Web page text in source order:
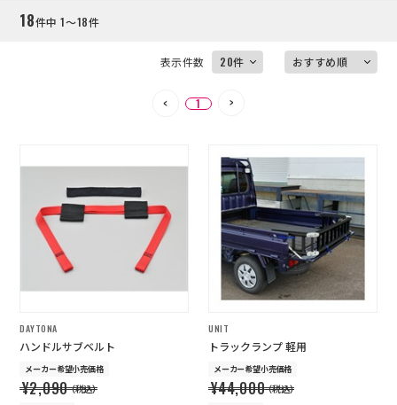
店舗を探す
コーポレートサイト
採用情報
古物営業法に基づく表示/保険勧誘
利用規約
商品レビュー利用規約
プライバシーポリシー
返金ポリシー
カスタマーハラスメントに対する方
針
18件中 1～18件
表示件数
1
DAYTONA
ハンドルサブベルト
メーカー希望小売価格
¥2,090（税込）
UNIT
トラックランプ 軽用
メーカー希望小売価格
¥44,000（税込）